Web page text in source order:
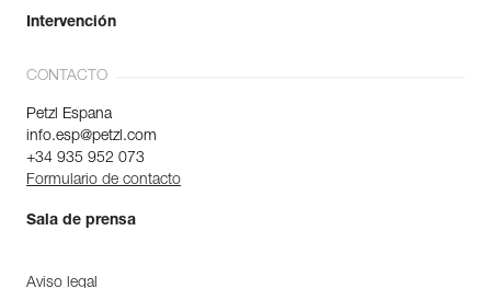
Intervención
CONTACTO
Petzl Espana
info.esp@petzl.com
+34 935 952 073
Formulario de contacto
Sala de prensa
Aviso legal